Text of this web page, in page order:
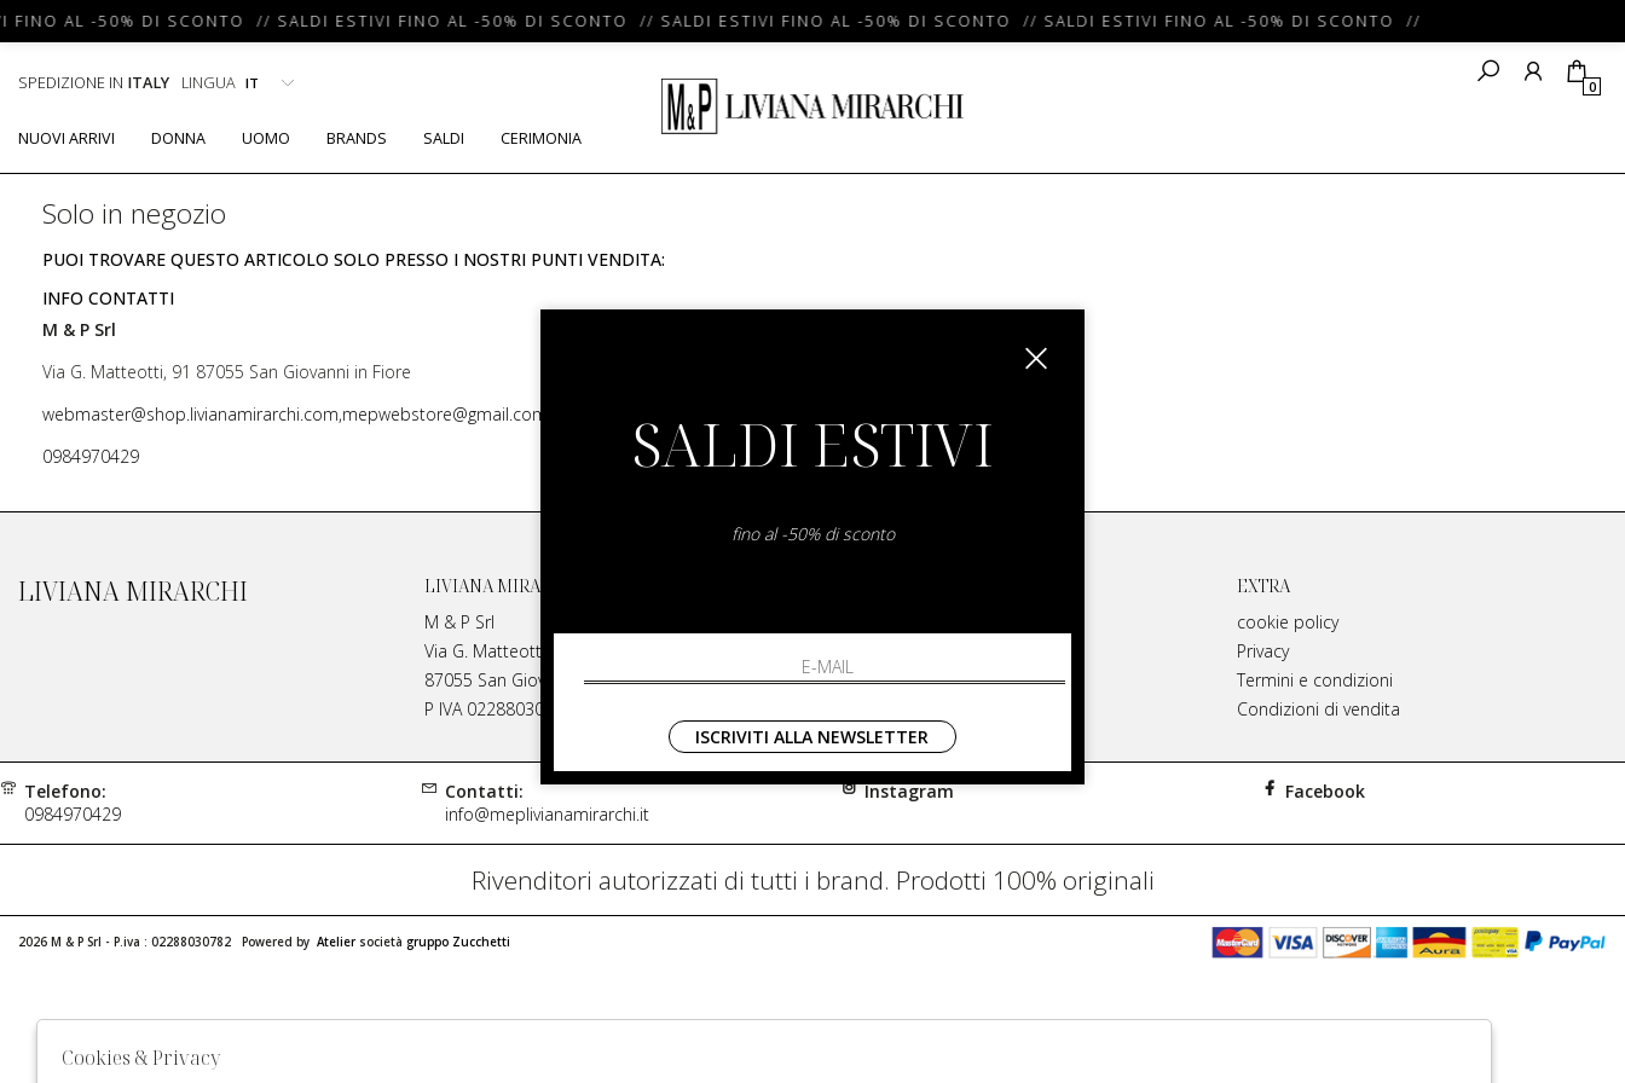
FINO AL -50% DI SCONTO // SALDI ESTIVI FINO AL -50% DI SCONTO // SALDI ESTIVI FINO AL -50% DI SCONTO // SALDI ESTIVI FINO AL -50% DI SCONTO //
SPEDIZIONE IN ITALY LINGUA 0
NUOVI ARRIVI DONNA UOMO BRANDS SALDI CERIMONIA
Solo in negozio
PUOI TROVARE QUESTO ARTICOLO SOLO PRESSO I NOSTRI PUNTI VENDITA:
INFO CONTATTI
M & P Srl
Via G. Matteotti, 91 87055 San Giovanni in Fiore
webmaster@shop.livianamirarchi.com,mepwebstore@gmail.com
0984970429
LIVIANA MIRARCHI
LIVIANA MIRARCHI
M & P Srl
Via G. Matteotti, 91
87055 San Giovanni in Fiore Italia
P IVA 02288030782
Contatti
Spedizione
EXTRA
cookie policy
Privacy
Termini e condizioni
Condizioni di vendita
Telefono:
0984970429
Contatti:
info@meplivianamirarchi.it
Instagram Facebook
Rivenditori autorizzati di tutti i brand. Prodotti 100% originali
2026 M & P Srl - P.iva : 02288030782 Powered by Atelier società gruppo Zucchetti
SALDI ESTIVI
fino al -50% di sconto
ISCRIVITI ALLA NEWSLETTER
Cookies & Privacy